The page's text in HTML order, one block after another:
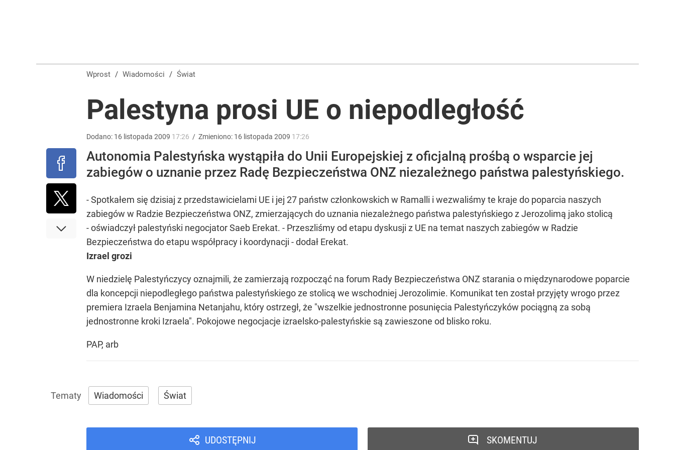
Prawdziwa wartość różnorodności
Wróbel: Wywiad z Woydyłło o Idze Świątek obnażył coś znacznie gorszego
Wprost / Wiadomości / Świat
Palestyna prosi UE o niepodległość
Dodano: 16 listopada 2009 17:26 / Zmieniono: 16 listopada 2009 17:26
Autonomia Palestyńska wystąpiła do Unii Europejskiej z oficjalną prośbą o wsparcie jej
zabiegów o uznanie przez Radę Bezpieczeństwa ONZ niezależnego państwa palestyńskiego.
- Spotkałem się dzisiaj z przedstawicielami UE i jej 27 państw członkowskich w Ramalli i wezwaliśmy te kraje do poparcia naszych
zabiegów w Radzie Bezpieczeństwa ONZ, zmierzających do uznania niezależnego państwa palestyńskiego z Jerozolimą jako stolicą
- oświadczył palestyński negocjator Saeb Erekat. - Przeszliśmy od etapu dyskusji z UE na temat naszych zabiegów w Radzie
Bezpieczeństwa do etapu współpracy i koordynacji - dodał Erekat.
Izrael grozi
W niedzielę Palestyńczycy oznajmili, że zamierzają rozpocząć na forum Rady Bezpieczeństwa ONZ starania o międzynarodowe poparcie
dla koncepcji niepodległego państwa palestyńskiego ze stolicą we wschodniej Jerozolimie. Komunikat ten został przyjęty wrogo przez
premiera Izraela Benjamina Netanjahu, który ostrzegł, że "wszelkie jednostronne posunięcia Palestyńczyków pociągną za sobą
jednostronne kroki Izraela". Pokojowe negocjacje izraelsko-palestyńskie są zawieszone od blisko roku.
PAP, arb
Wiadomości Świat
UDOSTĘPNIJ SKOMENTUJ